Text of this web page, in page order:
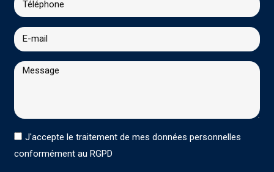
J'accepte le traitement de mes données personnelles
conformément au RGPD